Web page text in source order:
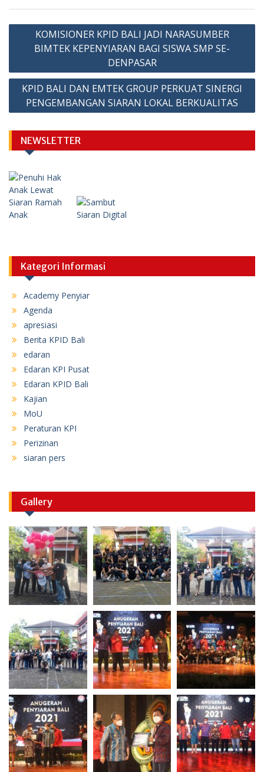
Post
navigation
KOMISIONER KPID BALI JADI NARASUMBER
BIMTEK KEPENYIARAN BAGI SISWA SMP SE-
DENPASAR
KPID BALI DAN EMTEK GROUP PERKUAT SINERGI
PENGEMBANGAN SIARAN LOKAL BERKUALITAS
NEWSLETTER
Kategori Informasi
Academy Penyiar
Agenda
apresiasi
Berita KPID Bali
edaran
Edaran KPI Pusat
Edaran KPID Bali
Kajian
MoU
Peraturan KPI
Perizinan
siaran pers
Gallery